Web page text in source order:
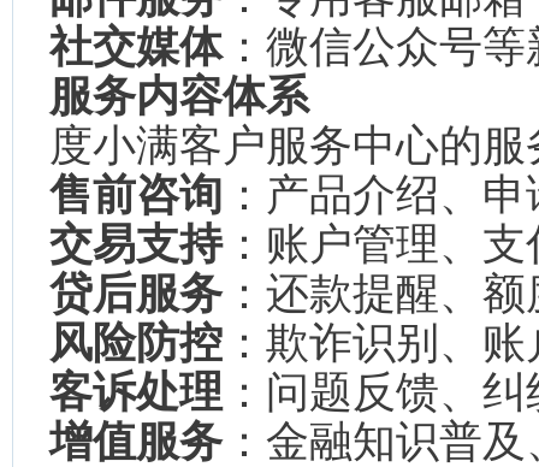
社交媒体：微信公众号
服务内容体系
度小满客户服务中心的
售前咨询 ：产品介绍、
交易支持：账户管理、
贷后服务：还款提醒、
风险防控 ：欺诈识别、
客诉处理 ：问题反馈、
增值服务：金融知识普